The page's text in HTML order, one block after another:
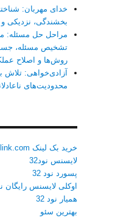
خدای مهربان:
بخشندگی، نزدیکی و
مراحل حل مسئله:
تشخیص مسئله،
روش‌ها و اصلاح
آزادی‌خواهی: تلاش
محدودیت‌های
خرید بک لینک behtarinbacklink.com
لایسنس نود32
پسورد نود 32
اوکلی لایسنس رایگان
همیار نود 32
بهترین سئو